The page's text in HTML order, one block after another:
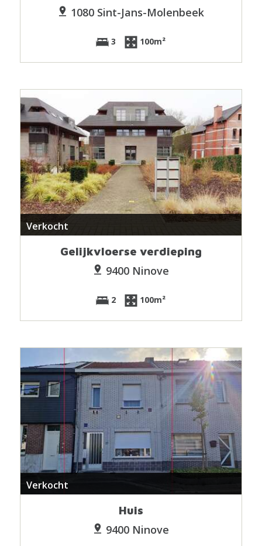
1080 Sint-Jans-Molenbeek
3 100m²
Verkocht
Gelijkvloerse verdieping
9400 Ninove
2 100m²
Verkocht
Huis
9400 Ninove